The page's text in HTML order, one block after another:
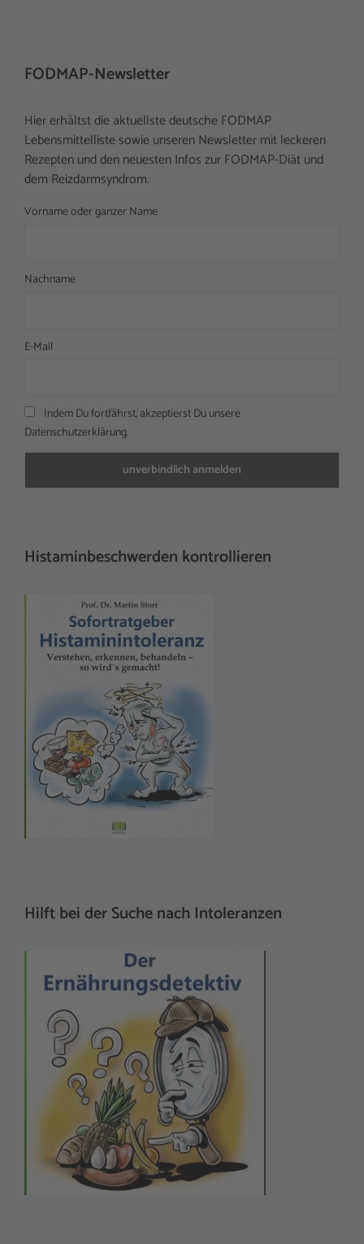
FODMAP-Newsletter
Hier erhältst die aktuellste deutsche FODMAP
Lebensmittelliste sowie unseren Newsletter mit leckeren
Rezepten und den neuesten Infos zur FODMAP-Diät und
dem Reizdarmsyndrom.
Vorname oder ganzer Name
Nachname
E-Mail
Indem Du fortfährst, akzeptierst Du unsere
Datenschutzerklärung.
Histaminbeschwerden kontrollieren
Hilft bei der Suche nach Intoleranzen